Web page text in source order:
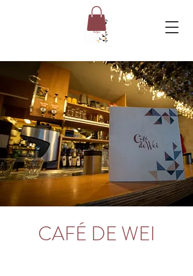
CAFÉ DE WEI